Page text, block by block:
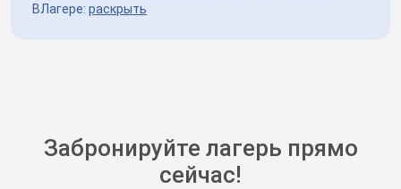
ВЛагере: раскрыть
Забронируйте лагерь прямо
сейчас!